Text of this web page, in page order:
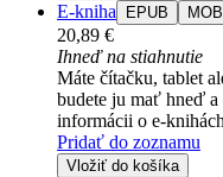
E-kniha EPUB MOBI
20,89 €
Ihneď na stiahnutie
Máte čítačku, tablet
budete ju mať hneď a
informácii o e-knihách
Pridať do zoznamu
Vložiť do košíka